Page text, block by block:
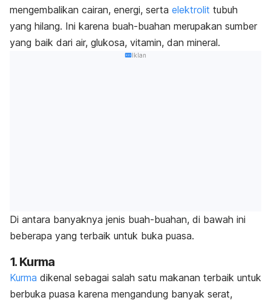
mengembalikan cairan, energi, serta elektrolit tubuh
yang hilang. Ini karena buah-buahan merupakan sumber
yang baik dari air, glukosa, vitamin, dan mineral.
Iklan
Di antara banyaknya jenis buah-buahan, di bawah ini
beberapa yang terbaik untuk buka puasa.
1. Kurma
Kurma dikenal sebagai salah satu makanan terbaik untuk
berbuka puasa karena mengandung banyak serat,